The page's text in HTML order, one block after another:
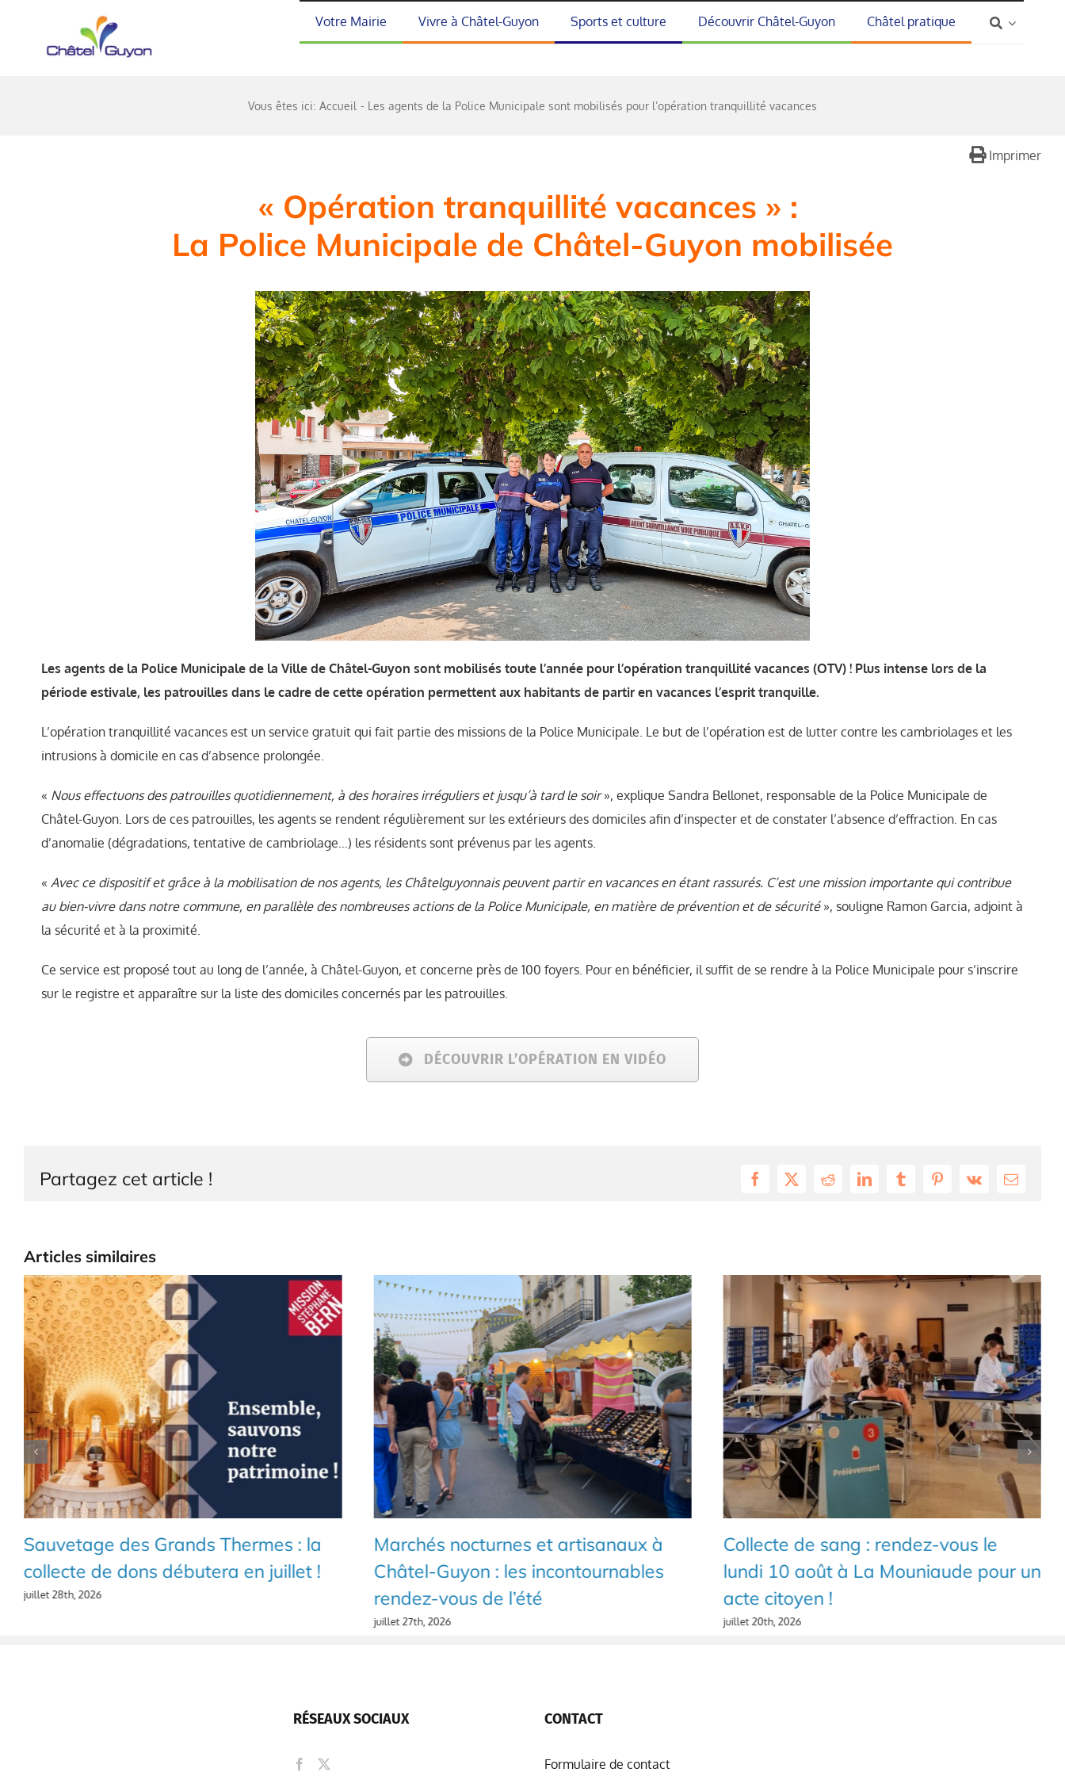
Votre Mairie Vivre à Châtel-Guyon Sports et culture Découvrir Châtel-Guyon Châtel pratique
Vous êtes ici: Accueil Les agents de la Police Municipale sont mobilisés pour l’opération tranquillité vacances
Imprimer
« Opération tranquillité vacances » :
La Police Municipale de Châtel-Guyon mobilisée
Les agents de la Police Municipale de la Ville de Châtel-Guyon sont mobilisés toute l’année pour l’opération tranquillité vacances (OTV) ! Plus intense lors de la
période estivale, les patrouilles dans le cadre de cette opération permettent aux habitants de partir en vacances l’esprit tranquille.
L’opération tranquillité vacances est un service gratuit qui fait partie des missions de la Police Municipale. Le but de l’opération est de lutter contre les cambriolages et les
intrusions à domicile en cas d’absence prolongée.
« Nous effectuons des patrouilles quotidiennement, à des horaires irréguliers et jusqu’à tard le soir», explique Sandra Bellonet, responsable de la Police Municipale de
Châtel-Guyon. Lors de ces patrouilles, les agents se rendent régulièrement sur les extérieurs des domiciles afin d’inspecter et de constater l’absence d’effraction. En cas
d’anomalie (dégradations, tentative de cambriolage…) les résidents sont prévenus par les agents.
« Avec ce dispositif et grâce à la mobilisation de nos agents, les Châtelguyonnais peuvent partir en vacances en étant rassurés. C’est une mission importante qui contribue
au bien-vivre dans notre commune, en parallèle des nombreuses actions de la Police Municipale, en matière de prévention et de sécurité», souligne Ramon Garcia, adjoint à
la sécurité et à la proximité.
Ce service est proposé tout au long de l’année, à Châtel-Guyon, et concerne près de 100 foyers. Pour en bénéficier, il suffit de se rendre à la Police Municipale pour s’inscrire
sur le registre et apparaître sur la liste des domiciles concernés par les patrouilles.
DÉCOUVRIR L’OPÉRATION EN VIDÉO
Partagez cet article ! Facebook
X RedditLinkedInTumblrPinterest
Vk Email
Articles similaires
Sauvetage des Grands Thermes : la
collecte de dons débutera en juillet !
juillet 28th, 2026
Marchés nocturnes et artisanaux à
Châtel-Guyon : les incontournables
rendez-vous de l’été
juillet 27th, 2026
Collecte de sang : rendez-vous le
lundi 10 août à La Mouniaude pour un
acte citoyen !
juillet 20th, 2026
RÉSEAUX SOCIAUX CONTACT
Formulaire de contact